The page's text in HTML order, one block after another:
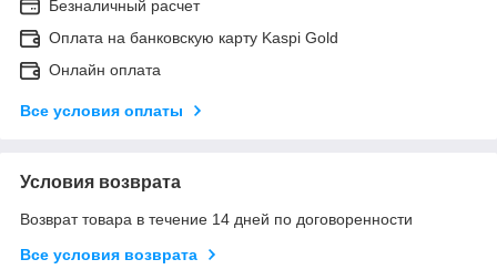
Безналичный расчет
Оплата на банковскую карту Kaspi Gold
Онлайн оплата
Все условия оплаты
Условия возврата
Возврат товара в течение 14 дней по договоренности
Все условия возврата